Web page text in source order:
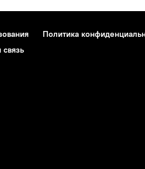
Политика
связь